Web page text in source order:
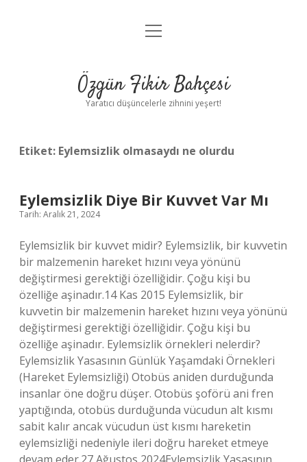
Anasayfa
Yasal Uyarı
menüyü
Özgün Fikir Bahçesi
Yaratıcı düşüncelerle zihnini yeşert!
Etiket: Eylemsizlik olmasaydı ne olurdu
Eylemsizlik Diye Bir Kuvvet Var Mı
Tarih: Aralık 21, 2024
Eylemsizlik bir kuvvet midir? Eylemsizlik, bir kuvvetin
bir malzemenin hareket hızını veya yönünü
değiştirmesi gerektiği özelliğidir. Çoğu kişi bu
özelliğe aşinadır.14 Kas 2015 Eylemsizlik, bir
kuvvetin bir malzemenin hareket hızını veya yönünü
değiştirmesi gerektiği özelliğidir. Çoğu kişi bu
özelliğe aşinadır. Eylemsizlik örnekleri nelerdir?
Eylemsizlik Yasasının Günlük Yaşamdaki Örnekleri
(Hareket Eylemsizliği) Otobüs aniden durduğunda
insanlar öne doğru düşer. Otobüs şoförü ani fren
yaptığında, otobüs durduğunda vücudun alt kısmı
sabit kalır ancak vücudun üst kısmı hareketin
eylemsizliği nedeniyle ileri doğru hareket etmeye